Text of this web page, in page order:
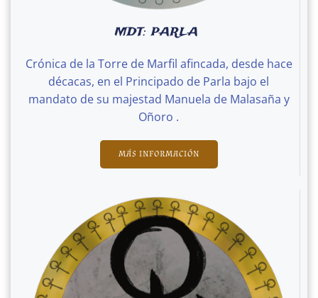
MDT: PARLA
Crónica de la Torre de Marfil afincada, desde hace
décacas, en el Principado de Parla bajo el
mandato de su majestad Manuela de Malasaña y
Oñoro .
MÁS INFORMACIÓN